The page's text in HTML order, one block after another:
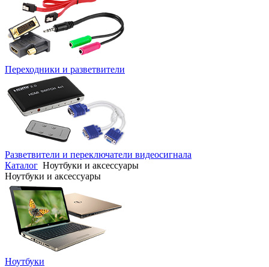
Переходники и разветвители
Разветвители и переключатели видеосигнала
Каталог Ноутбуки и аксессуары
Ноутбуки и аксессуары
Ноутбуки